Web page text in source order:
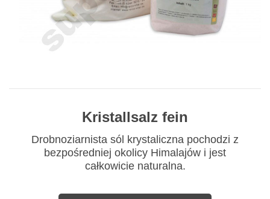
Kristallsalz fein
Drobnoziarnista sól krystaliczna pochodzi z
bezpośredniej okolicy Himalajów i jest
całkowicie naturalna.